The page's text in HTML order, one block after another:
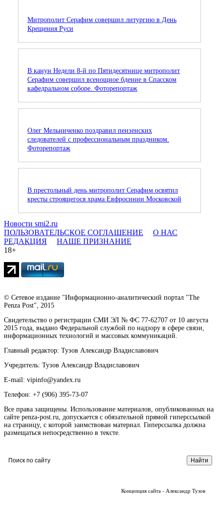
Митрополит Серафим совершил литургию в День
Крещения Руси
В канун Недели 8-й по Пятидесятнице митрополит
Серафим совершил всенощное бдение в Спасском
кафедральном соборе. Фоторепортаж
Олег Мельниченко поздравил пензенских
следователей с профессиональным праздником.
Фоторепортаж
В престольный день митрополит Серафим освятил
кресты строящегося храма Евфросинии Московской
Новости smi2.ru
ПОЛЬЗОВАТЕЛЬСКОЕ СОГЛАШЕНИЕ
О НАС
РЕДАКЦИЯ
НАШЕ ПРИЗНАНИЕ
18+
© Сетевое издание "Информационно-аналитический портал "The
Penza Post", 2015
Свидетельство о регистрации СМИ ЭЛ № ФС 77-62707 от 10 августа
2015 года, выдано Федеральной службой по надзору в сфере связи,
информационных технологий и массовых коммуникаций.
Главный редактор: Тузов Александр Владиславович
Учредитель: Тузов Александр Владиславович
E-mail: vipinfo@yandex.ru
Телефон: +7 (906) 395-73-07
Все права защищены. Использование материалов, опубликованных на
сайте penza-post.ru, допускается с обязательной прямой гиперссылкой
на страницу, с которой заимствован материал. Гиперссылка должна
размещаться непосредственно в тексте.
Концепция сайта - Александр Тузов